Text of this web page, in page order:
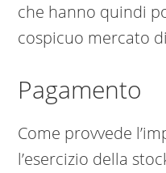
che hanno quindi
cospicuo mercato
Pagamento
Come provvede
l’esercizio della